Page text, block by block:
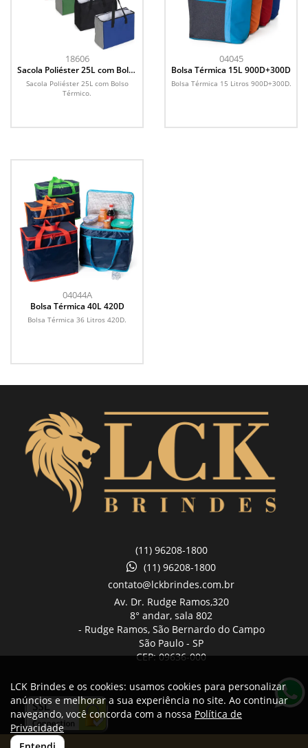
18606
Sacola Poliéster 25L com Bolso
Térmico
Sacola Poliéster 25L com Bolso
Térmico.
04045
Bolsa Térmica 15L 900D+300D
Bolsa Térmica 15 Litros 900D+300D.
04044A
Bolsa Térmica 40L 420D
Bolsa Térmica 36 Litros 420D.
(11) 96208-1800
(11) 96208-1800
contato@lckbrindes.com.br
Av. Dr. Rudge Ramos,320
8° andar, sala 802
- Rudge Ramos, São Bernardo do Campo
São Paulo - SP
CEP: 09636-000
LCK Brindes e os cookies: usamos cookies para personalizar
anúncios e melhorar a sua experiência no site. Ao continuar
navegando, você concorda com a nossa Política de
Privacidade